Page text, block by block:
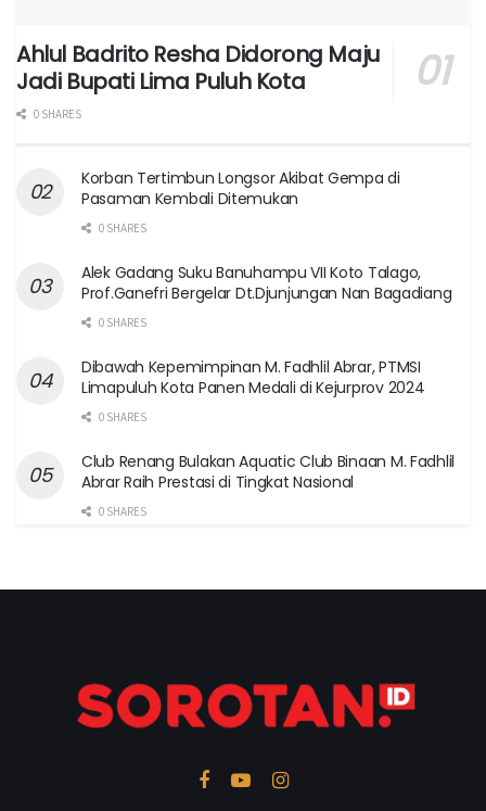
Ahlul Badrito Resha Didorong Maju
Jadi Bupati Lima Puluh Kota
0 SHARES
Korban Tertimbun Longsor Akibat Gempa di
Pasaman Kembali Ditemukan
0 SHARES
Alek Gadang Suku Banuhampu VII Koto Talago,
Prof.Ganefri Bergelar Dt.Djunjungan Nan Bagadiang
0 SHARES
Dibawah Kepemimpinan M. Fadhlil Abrar, PTMSI
Limapuluh Kota Panen Medali di Kejurprov 2024
0 SHARES
Club Renang Bulakan Aquatic Club Binaan M. Fadhlil
Abrar Raih Prestasi di Tingkat Nasional
0 SHARES